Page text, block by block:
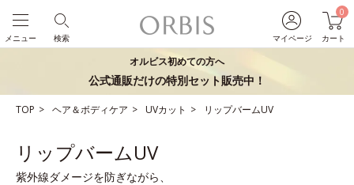
マイページ
0
カート
検索
メニュー
オルビス初めての方へ
公式通販だけの特別セット販売中！
TOP ヘア＆ボディケア UVカット リップバームUV
リップバームUV
紫外線ダメージを防ぎながら、